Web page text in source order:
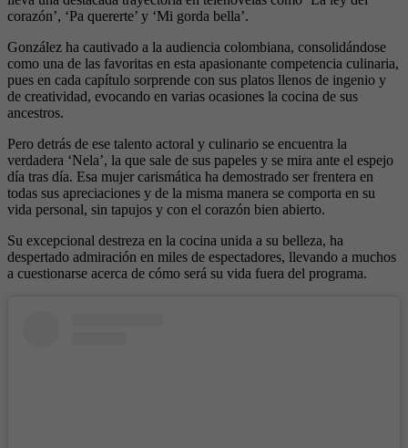
corazón’, ‘Pa quererte’ y ‘Mi gorda bella’.
González ha cautivado a la audiencia colombiana, consolidándose
como una de las favoritas en esta apasionante competencia culinaria,
pues en cada capítulo sorprende con sus platos llenos de ingenio y
de creatividad, evocando en varias ocasiones la cocina de sus
ancestros.
Pero detrás de ese talento actoral y culinario se encuentra la
verdadera ‘Nela’, la que sale de sus papeles y se mira ante el espejo
día tras día. Esa mujer carismática ha demostrado ser frentera en
todas sus apreciaciones y de la misma manera se comporta en su
vida personal, sin tapujos y con el corazón bien abierto.
Su excepcional destreza en la cocina unida a su belleza, ha
despertado admiración en miles de espectadores, llevando a muchos
a cuestionarse acerca de cómo será su vida fuera del programa.